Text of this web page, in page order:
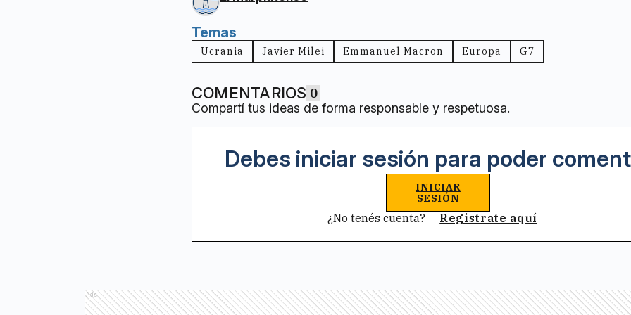
Temas
Ucrania Javier Milei Emmanuel Macron Europa G7
COMENTARIOS 0
Compartí tus ideas de forma responsable y respetuosa.
Debes iniciar sesión para poder
INICIAR
SESIÓN
¿No tenés cuenta? Registrate aquí
Ads